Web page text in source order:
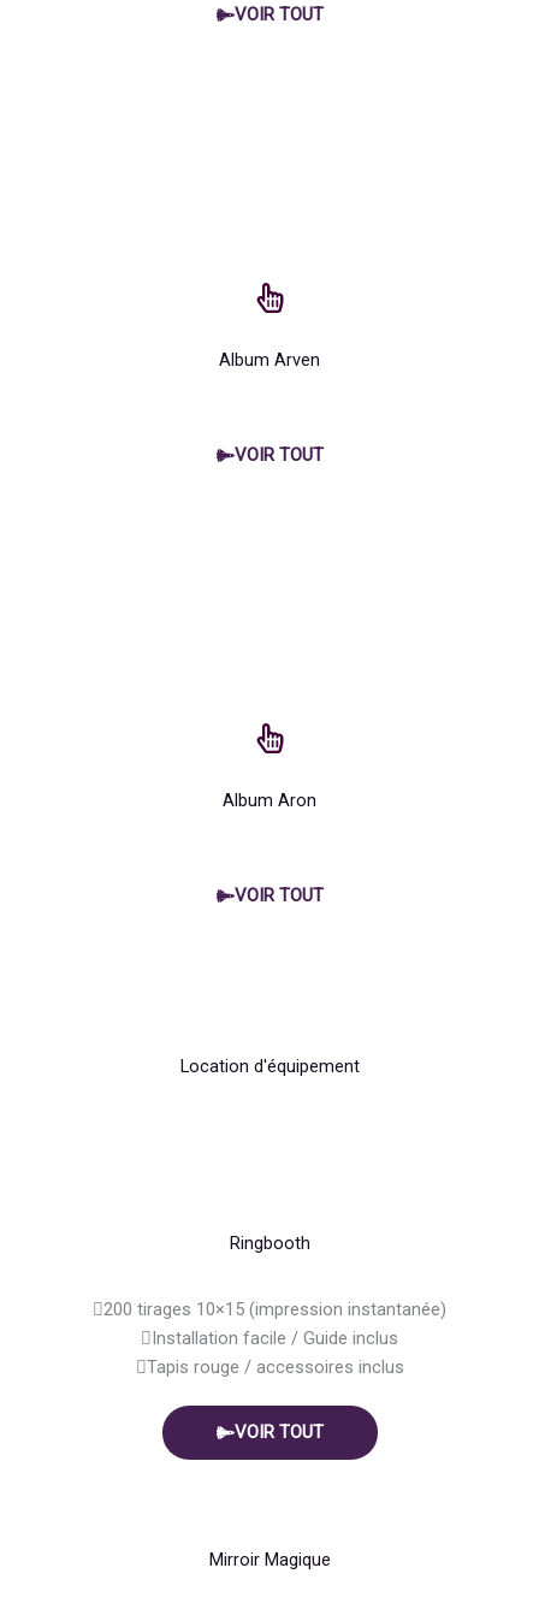
VOIR TOUT
Album Arven
VOIR TOUT
Album Aron
VOIR TOUT
Location d'équipement
Ringbooth
200 tirages 10×15 (impression instantanée)
Installation facile / Guide inclus
Tapis rouge / accessoires inclus
VOIR TOUT
Mirroir Magique